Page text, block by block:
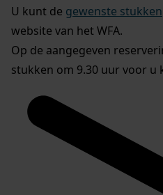
U kunt de gewenste stukken
website van het WFA.
Op de aangegeven
stukken om 9.30 uur voor u